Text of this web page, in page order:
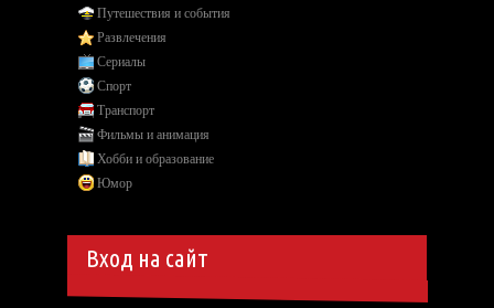
Путешествия и события
Развлечения
Сериалы
Спорт
Транспорт
Фильмы и анимация
Хобби и образование
Юмор
Вход на сайт